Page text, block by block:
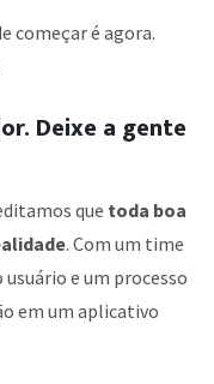
começar é agora.
Deixe a gente
que toda boa
. Com um time
e um processo
em um aplicativo